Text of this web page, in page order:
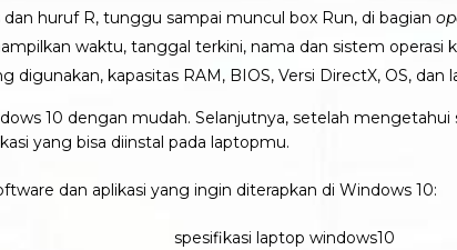
huruf R, tunggu sampai muncul box Run, di bagian
waktu, tanggal terkini, nama dan sistem operasi
digunakan, kapasitas RAM, BIOS, Versi DirectX, OS, dan
10 dengan mudah. Selanjutnya, setelah
yang bisa diinstal pada laptopmu.
dan aplikasi yang ingin diterapkan di Windows 10: